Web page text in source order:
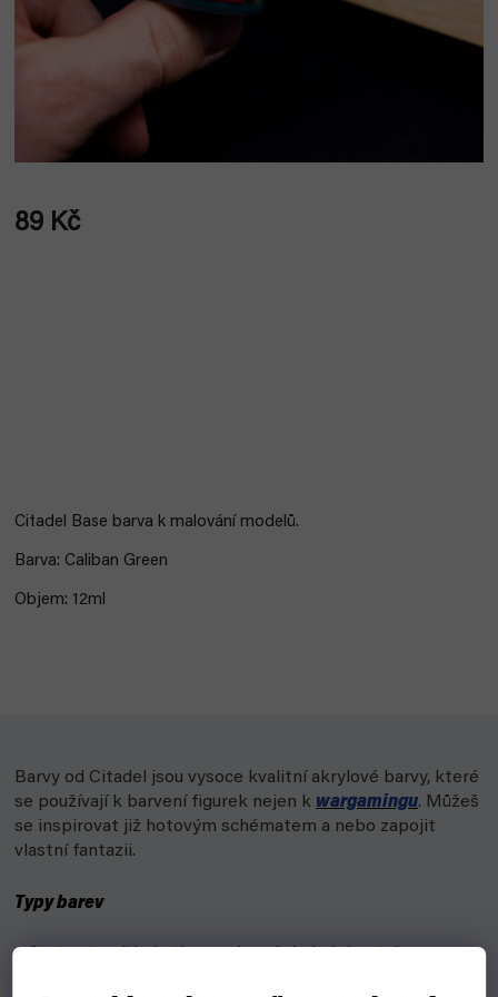
89 Kč
Citadel Base barva k malování modelů.
Barva: Caliban Green
Objem: 12ml
Barvy od Citadel jsou vysoce kvalitní akrylové barvy, které
se používají k barvení figurek nejen k wargamingu. Můžeš
se inspirovat již hotovým schématem a nebo zapojit
vlastní fantazii.
Typy barev